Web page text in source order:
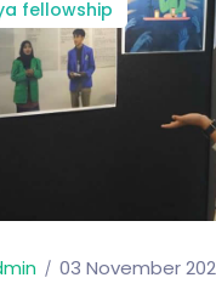
fellowship
03 November